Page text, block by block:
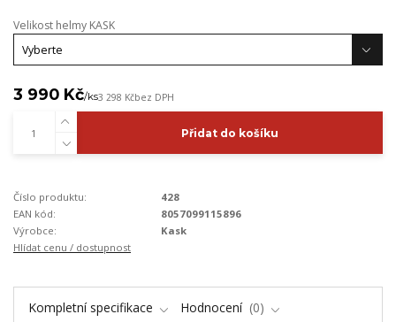
Velikost helmy KASK
3 990 Kč/ks3 298 Kčbez DPH
Přidat do košíku
Číslo produktu:
428
EAN kód:
8057099115896
Výrobce:
Kask
Hlídat cenu / dostupnost
Kompletní specifikace Hodnocení
0